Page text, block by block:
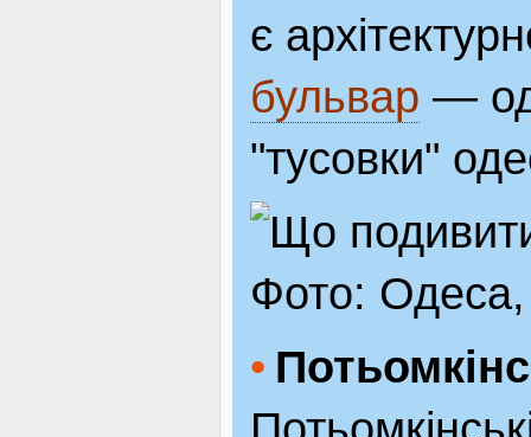
є
бульвар —
"тусовки"
Фото: